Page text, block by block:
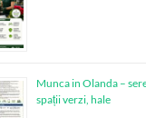
Munca in Olanda –
spații verzi, hale